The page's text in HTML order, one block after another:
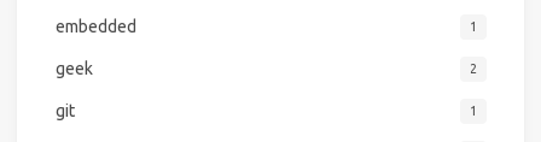
embedded 1
geek 2
git 1